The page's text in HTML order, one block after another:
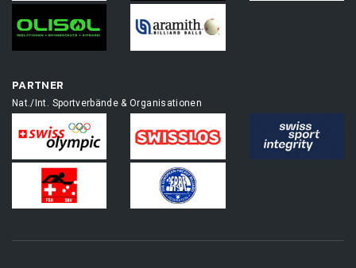
PARTNER
Nat./Int. Sportverbände & Organisationen